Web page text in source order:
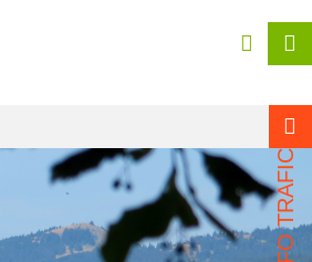
INFO TRAFIC